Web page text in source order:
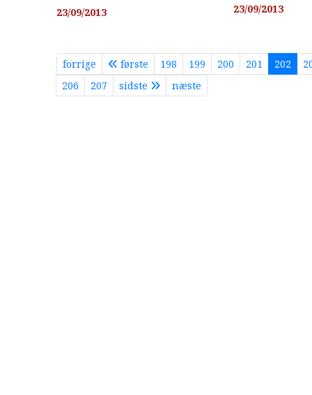
23/09/2013 23/09/2013
forrige første 198 199 200 201 202
206
207 sidste næste